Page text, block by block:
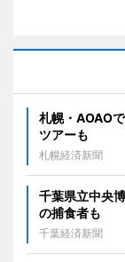
札幌・AOAO
ツアーも
札幌経済新聞
千葉県立中央
の捕食者も
千葉経済新聞